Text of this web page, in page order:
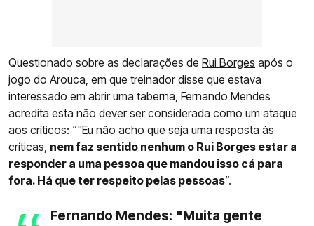
Questionado sobre as declarações de Rui Borges após o
jogo do Arouca, em que treinador disse que estava
interessado em abrir uma taberna, Fernando Mendes
acredita esta não dever ser considerada como um ataque
aos críticos: “"Eu não acho que seja uma resposta às
críticas, nem faz sentido nenhum o Rui Borges estar a
responder a uma pessoa que mandou isso cá para
fora. Há que ter respeito pelas pessoas”.
Fernando Mendes: "Muita gente